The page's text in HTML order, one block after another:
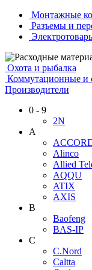
Монтажные
Разъемы и
Охота и рыбалка
Коммутационные и
Производители
0 - 9
2N
A
Alinco
Allied
AQQU
ATIX
AXIS
B
Baofeng
BAS-IP
C
C.Nord
Caltta